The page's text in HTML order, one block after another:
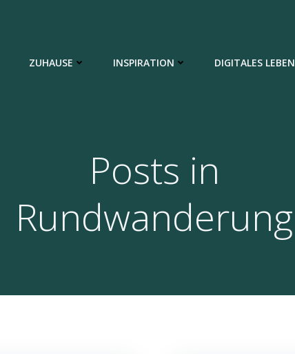
ZUHAUSE INSPIRATION DIGITALES LEBEN
Posts in
Rundwanderung